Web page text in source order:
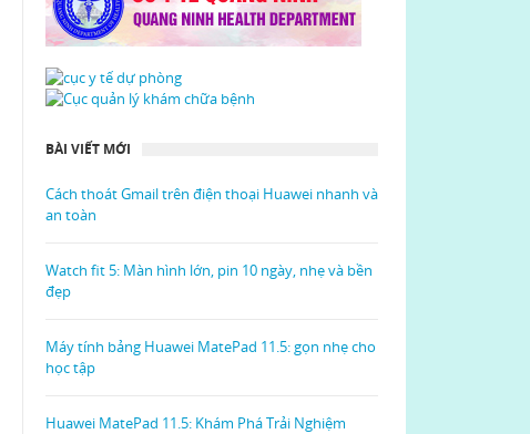
BÀI VIẾT MỚI
Cách thoát Gmail trên điện thoại Huawei nhanh và
an toàn
Watch fit 5: Màn hình lớn, pin 10 ngày, nhẹ và bền
đẹp
Máy tính bảng Huawei MatePad 11.5: gọn nhẹ cho
học tập
Huawei MatePad 11.5: Khám Phá Trải Nghiệm